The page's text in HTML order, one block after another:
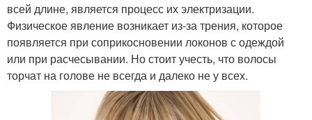
всей длине, является процесс их электризации.
Физическое явление возникает из-за трения, которое
появляется при соприкосновении локонов с одеждой
или при расчесывании. Но стоит учесть, что волосы
торчат на голове не всегда и далеко не у всех.